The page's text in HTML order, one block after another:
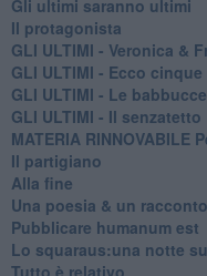
Gli ultimi saranno ultimi
Il protagonista
GLI ULTIMI - Veronica &
GLI ULTIMI - Ecco cinque
GLI ULTIMI - Le babbucce
GLI ULTIMI - Il senzatetto
MATERIA RINNOVABILE
Il partigiano
Alla fine
Una poesia & un racconto
Pubblicare humanum est
Lo squaraus:una notte
Tutto è relativo